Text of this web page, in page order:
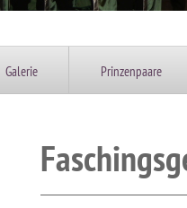
Galerie Prinzenpaare